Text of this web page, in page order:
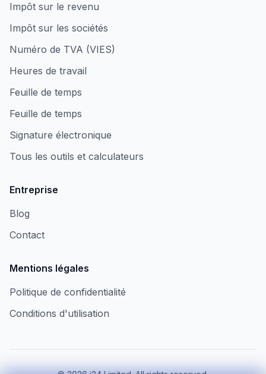
Impôt sur le revenu
Impôt sur les sociétés
Numéro de TVA (VIES)
Heures de travail
Feuille de temps
Feuille de temps
Signature électronique
Tous les outils et calculateurs
Entreprise
Blog
Contact
Mentions légales
Politique de confidentialité
Conditions d'utilisation